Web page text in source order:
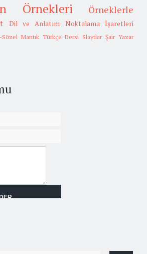
Örnekleri
Örneklerle
Dil ve Anlatım
Noktalama İşaretleri
Sözel Mantık Türkçe Dersi Slaytlar Şair Yazar